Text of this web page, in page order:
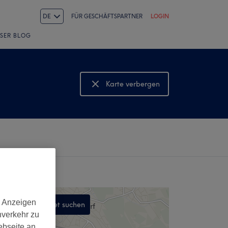
DE FÜR GESCHÄFTSPARTNER LOGIN
BLOG
Karte verbergen
Karte anzeigen
In diesem Gebiet suchen
,
zu